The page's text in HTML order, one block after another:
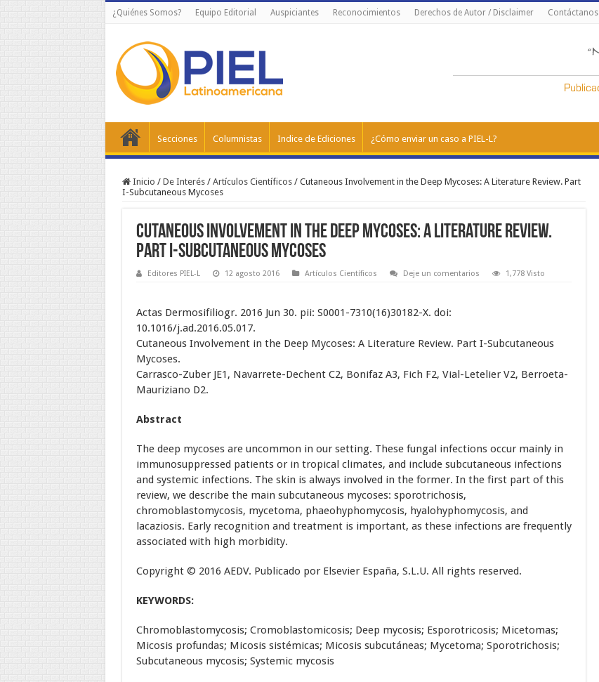
¿Quiénes Somos? Equipo Editorial Auspiciantes Reconocimientos Derechos de Autor / Disclaimer Contáctanos
Secciones Columnistas Indice de Ediciones ¿Cómo enviar un caso a PIEL-L?
Inicio / De Interés / Artículos Científicos / Cutaneous Involvement in the Deep Mycoses: A Literature Review. Part
I-Subcutaneous Mycoses
Cutaneous Involvement in the Deep Mycoses: A Literature Review.
Part I-Subcutaneous Mycoses
Editores PIEL-L 12 agosto 2016 Artículos Científicos Deje un comentarios 1,778 Visto
Actas Dermosifiliogr. 2016 Jun 30. pii: S0001-7310(16)30182-X. doi:
10.1016/j.ad.2016.05.017.
Cutaneous Involvement in the Deep Mycoses: A Literature Review. Part I-Subcutaneous
Mycoses.
Carrasco-Zuber JE1, Navarrete-Dechent C2, Bonifaz A3, Fich F2, Vial-Letelier V2, Berroeta-
Mauriziano D2.
Abstract
The deep mycoses are uncommon in our setting. These fungal infections occur mainly in
immunosuppressed patients or in tropical climates, and include subcutaneous infections
and systemic infections. The skin is always involved in the former. In the first part of this
review, we describe the main subcutaneous mycoses: sporotrichosis,
chromoblastomycosis, mycetoma, phaeohyphomycosis, hyalohyphomycosis, and
lacaziosis. Early recognition and treatment is important, as these infections are frequently
associated with high morbidity.
Copyright © 2016 AEDV. Publicado por Elsevier España, S.L.U. All rights reserved.
KEYWORDS:
Chromoblastomycosis; Cromoblastomicosis; Deep mycosis; Esporotricosis; Micetomas;
Micosis profundas; Micosis sistémicas; Micosis subcutáneas; Mycetoma; Sporotrichosis;
Subcutaneous mycosis; Systemic mycosis